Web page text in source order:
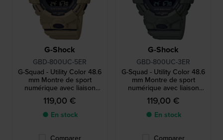
G-Shock
GBD-800UC-5ER
G-Squad - Utility Color 48.6
mm Montre de sport
numérique avec liaison
Bluetooth
119,00 €
● En stock
Comparer
G-Shock
GBD-800UC-3ER
G-Squad - Utility Color 48.6
mm Montre de sport
numérique avec liaison
Bluetooth
119,00 €
● En stock
Comparer